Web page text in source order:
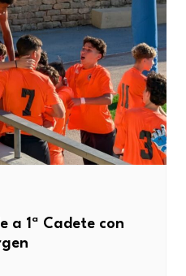
a 1ª Cadete con